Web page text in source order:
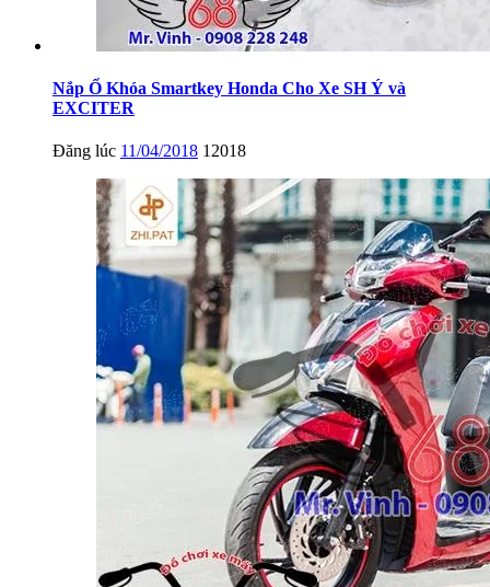
Nắp Ổ Khóa Smartkey Honda Cho Xe SH Ý và
EXCITER
Đăng lúc 11/04/2018 12018